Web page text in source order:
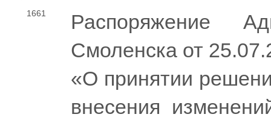
1661
Распоряжение
Смоленска от
«О принятии
внесения